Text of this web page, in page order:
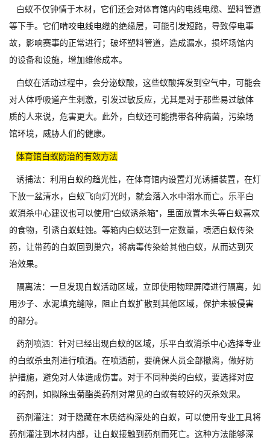
白蚁不仅钟情于木材，它们还会对体育馆内的电线电缆、塑料管道
等下手。它们啃咬电线电缆的绝缘层，可能引发短路，导致停电事
故，影响赛事的正常进行；破坏塑料管道，造成漏水，损坏场馆内
的设备和设施，增加维修成本。
白蚁在活动过程中，会分泌蚁酸，这些蚁酸挥发到空气中，可能会
对人体呼吸道产生刺激，引发过敏反应，尤其是对于那些易过敏体
质的人来说，危害更大。此外，白蚁还可能携带各种病菌，污染场
馆环境，威胁人们的健康。
体育馆白蚁防治的有效方法
诱捕法：利用白蚁的趋光性，在体育馆内设置灯光诱捕装置，在灯
下放一盆清水，白蚁飞向灯光时，就会落入水中溺水而亡。乐平白
蚁消杀中心建议也可以使用“白蚁诱杀箱”，里面放置木头等白蚁喜欢
的食物，引诱白蚁蛀蚀。等箱内白蚁达到一定数量，喷洒白蚁传染
药，让带药的白蚁回到巢穴，将病毒传染给其他白蚁，从而达到灭
治效果。
隔离法：一旦发现白蚁活动区域，立即使用物理屏障进行隔离，如
用沙子、水泥填充缝隙，阻止白蚁扩散到其他区域，保护未被侵害
的部分。
药剂喷洒：针对已经出现白蚁的区域，乐平白蚁消杀中心选择专业
的白蚁杀虫剂进行喷洒。在喷洒前，要确保人员全部撤离，做好防
护措施，避免对人体造成伤害。对于不同种类的白蚁，要选择对应
的药剂，如拟除虫菊酯类药剂对常见的白蚁有较好的灭杀效果。
药剂灌注：对于隐藏在木质结构深处的白蚁，可以使用专业工具将
药剂灌注到木材内部，让白蚁接触到药剂而死亡。这种方法能够深